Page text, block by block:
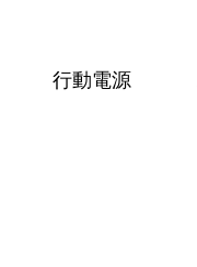
行動電源